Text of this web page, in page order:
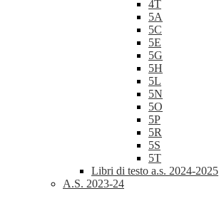
4T
5A
5C
5E
5G
5H
5L
5N
5O
5P
5R
5S
5T
Libri di testo a.s. 2024-2025
A.S. 2023-24